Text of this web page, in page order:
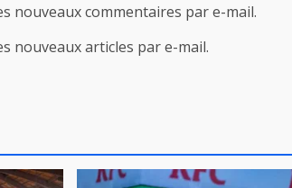
nouveaux commentaires par e-mail.
nouveaux articles par e-mail.